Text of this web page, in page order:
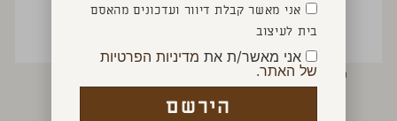
שטיח אמבטיה משובץ
₪290
₪350
אני מאשר קבלת דיוור ועדכונים מהאסם
בית לעיצוב
אני מאשר/ת את מדיניות הפרטיות
של האתר.
הירשם